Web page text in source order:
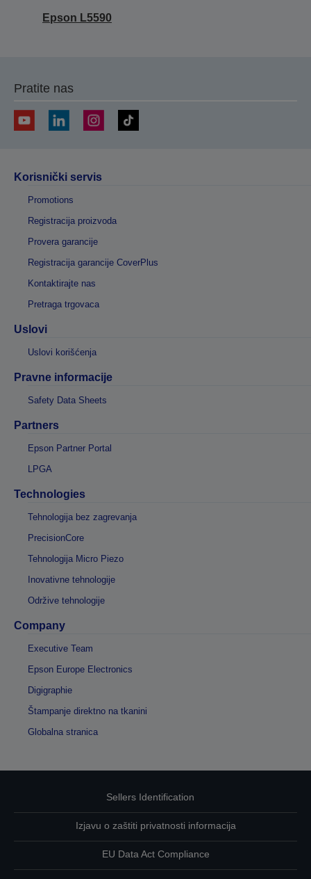
Epson L5590
Pratite nas
Korisnički servis
Promotions
Registracija proizvoda
Provera garancije
Registracija garancije CoverPlus
Kontaktirajte nas
Pretraga trgovaca
Uslovi
Uslovi korišćenja
Pravne informacije
Safety Data Sheets
Partners
Epson Partner Portal
LPGA
Technologies
Tehnologija bez zagrevanja
PrecisionCore
Tehnologija Micro Piezo
Inovativne tehnologije
Održive tehnologije
Company
Executive Team
Epson Europe Electronics
Digigraphie
Štampanje direktno na tkanini
Globalna stranica
Sellers Identification
Izjavu o zaštiti privatnosti informacija
EU Data Act Compliance